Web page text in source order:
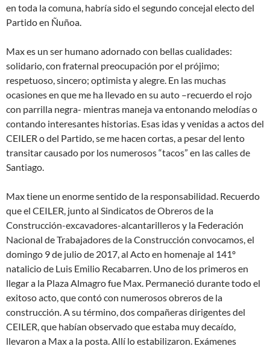
en toda la comuna, habría sido el segundo concejal electo del
Partido en Ñuñoa.
Max es un ser humano adornado con bellas cualidades:
solidario, con fraternal preocupación por el prójimo;
respetuoso, sincero; optimista y alegre. En las muchas
ocasiones en que me ha llevado en su auto –recuerdo el rojo
con parrilla negra- mientras maneja va entonando melodías o
contando interesantes historias. Esas idas y venidas a actos del
CEILER o del Partido, se me hacen cortas, a pesar del lento
transitar causado por los numerosos “tacos” en las calles de
Santiago.
Max tiene un enorme sentido de la responsabilidad. Recuerdo
que el CEILER, junto al Sindicatos de Obreros de la
Construcción-excavadores-alcantarilleros y la Federación
Nacional de Trabajadores de la Construcción convocamos, el
domingo 9 de julio de 2017, al Acto en homenaje al 141º
natalicio de Luis Emilio Recabarren. Uno de los primeros en
llegar a la Plaza Almagro fue Max. Permaneció durante todo el
exitoso acto, que contó con numerosos obreros de la
construcción. A su término, dos compañeras dirigentes del
CEILER, que habían observado que estaba muy decaído,
llevaron a Max a la posta. Allí lo estabilizaron. Exámenes